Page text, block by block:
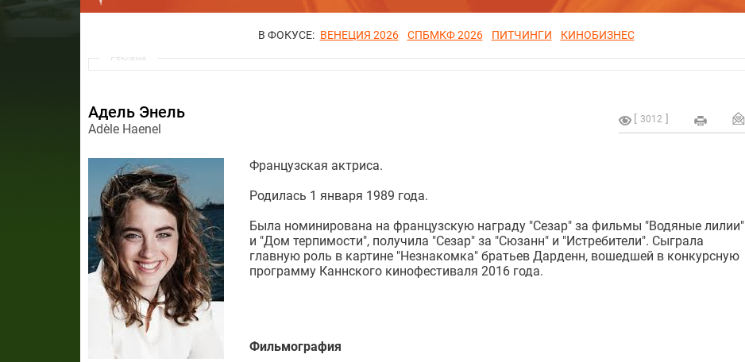
В ФОКУСЕ: ВЕНЕЦИЯ 2026 СПБМКФ 2026 ПИТЧИНГИ КИНОБИЗНЕС
Реклама
3012
Адель Энель
Adèle Haenel
Французская актриса.
Родилась 1 января 1989 года.
Была номинирована на французскую награду "Сезар" за фильмы "Водяные лилии"
и "Дом терпимости", получила "Сезар" за "Сюзанн" и "Истребители". Сыграла
главную роль в картине "Незнакомка" братьев Дарденн, вошедшей в конкурсную
программу Каннского кинофестиваля 2016 года.
Фильмография